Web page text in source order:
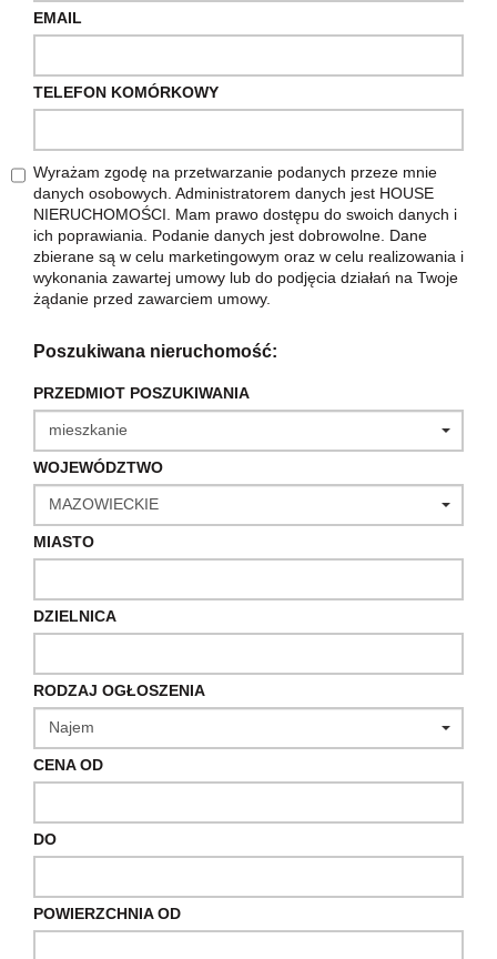
EMAIL
TELEFON KOMÓRKOWY
Wyrażam zgodę na przetwarzanie podanych przeze mnie
danych osobowych. Administratorem danych jest HOUSE
NIERUCHOMOŚCI. Mam prawo dostępu do swoich danych i
ich poprawiania. Podanie danych jest dobrowolne. Dane
zbierane są w celu marketingowym oraz w celu realizowania i
wykonania zawartej umowy lub do podjęcia działań na Twoje
żądanie przed zawarciem umowy.
Poszukiwana nieruchomość:
PRZEDMIOT POSZUKIWANIA
WOJEWÓDZTWO
MIASTO
DZIELNICA
RODZAJ OGŁOSZENIA
CENA OD
DO
POWIERZCHNIA OD